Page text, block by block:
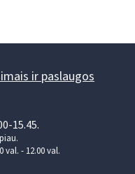
ir paslaugos
15.45.
- 12.00 val.